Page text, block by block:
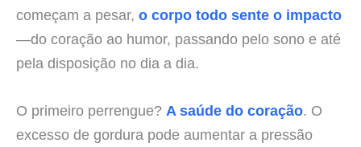
começam a pesar, o corpo todo sente o impacto
—do coração ao humor, passando pelo sono e até
pela disposição no dia a dia.
O primeiro perrengue? A saúde do coração. O
excesso de gordura pode aumentar a pressão